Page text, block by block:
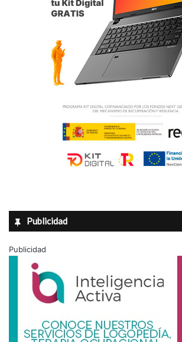
Publicidad
Publicidad